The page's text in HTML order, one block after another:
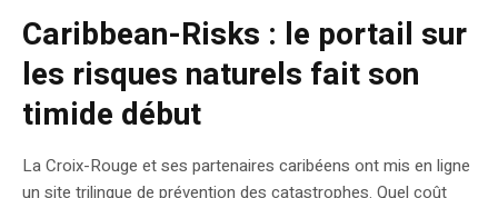
Caribbean-Risks : le portail sur
les risques naturels fait son
timide début
La Croix-Rouge et ses partenaires caribéens ont mis en ligne
un site trilingue de prévention des catastrophes. Quel coût